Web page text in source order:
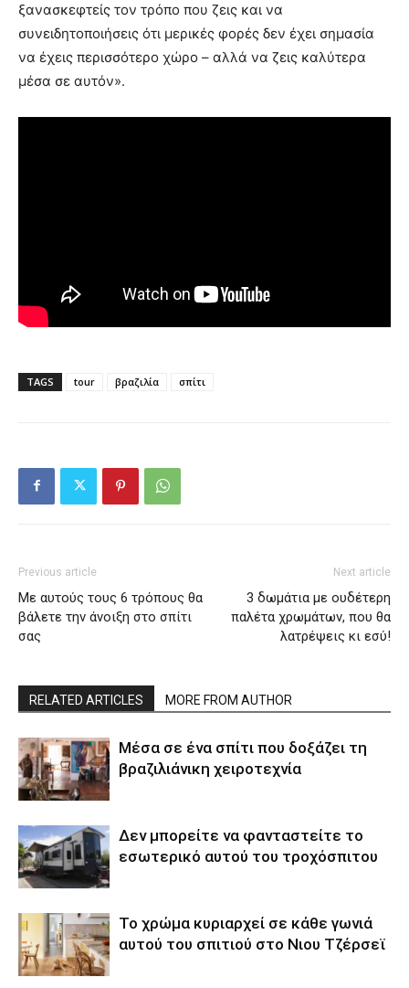
ξανασκεφτείς τον τρόπο που ζεις και να
συνειδητοποιήσεις ότι μερικές φορές δεν έχει σημασία
να έχεις περισσότερο χώρο – αλλά να ζεις καλύτερα
μέσα σε αυτόν».
TAGS tour βραζιλία σπίτι
Previous article
Με αυτούς τους 6 τρόπους θα
βάλετε την άνοιξη στο σπίτι
σας
Next article
3 δωμάτια με ουδέτερη
παλέτα χρωμάτων, που θα
λατρέψεις κι εσύ!
RELATED ARTICLES MORE FROM AUTHOR
Μέσα σε ένα σπίτι που δοξάζει τη
βραζιλιάνικη χειροτεχνία
Δεν μπορείτε να φανταστείτε το
εσωτερικό αυτού του τροχόσπιτου
Το χρώμα κυριαρχεί σε κάθε γωνιά
αυτού του σπιτιού στο Νιου Τζέρσεϊ